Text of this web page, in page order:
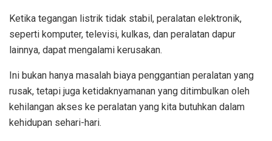
Ketika tegangan listrik tidak stabil, peralatan elektronik,
seperti komputer, televisi, kulkas, dan peralatan dapur
lainnya, dapat mengalami kerusakan.
Ini bukan hanya masalah biaya penggantian peralatan yang
rusak, tetapi juga ketidaknyamanan yang ditimbulkan oleh
kehilangan akses ke peralatan yang kita butuhkan dalam
kehidupan sehari-hari.